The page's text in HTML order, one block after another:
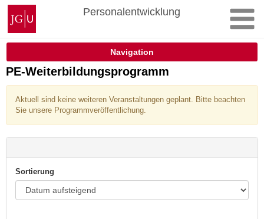
Zum
Inhalt
springen
Johannes
Gutenberg-
Universität
Personalentwicklung
Navigation
PE-Weiterbildungsprogramm
Aktuell sind keine weiteren Veranstaltungen geplant. Bitte beachten
Sie unsere Programmveröffentlichung.
Sortierung